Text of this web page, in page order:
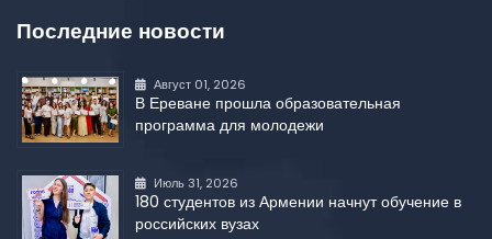
Последние новости
Август 01, 2026
В Ереване прошла образовательная
программа для молодежи
Июль 31, 2026
180 студентов из Армении начнут обучение в
российских вузах